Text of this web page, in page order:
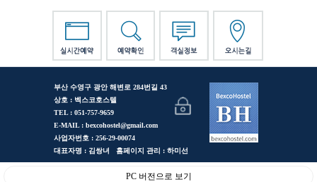
부산 수영구 광안 해변로 284번길 43
상호 : 벡스코호스텔
TEL : 051-757-9659
E-MAIL : bexcohostel@gmail.com
사업자번호 : 256-29-00074
대표자명 : 김쌍녀 홈페이지 관리 : 하미선
PC 버전으로 보기